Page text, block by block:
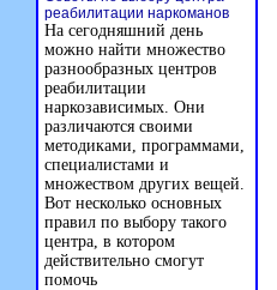
реабилитации наркоманов
На сегодняшний день
можно найти множество
разнообразных центров
реабилитации
наркозависимых. Они
различаются своими
методиками, программами,
специалистами и
множеством других вещей.
Вот несколько основных
правил по выбору такого
центра, в котором
действительно смогут
помочь